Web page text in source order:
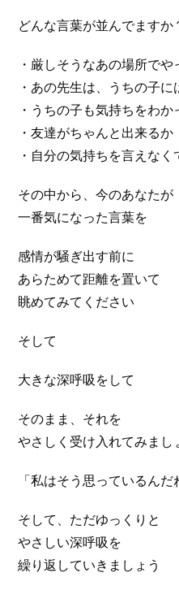
どんな言葉が並んでますか
・厳しそうなあの場所でや
・あの先生は、うちの子に
・うちの子も気持ちをわ
・友達がちゃんと出来るか
・自分の気持ちを言えなく
その中から、今のあなたが
一番気になった言葉を
感情が騒ぎ出す前に
あらためて距離を置いて
眺めてみてください
そして
大きな深呼吸をして
そのまま、それを
やさしく受け入れてみまし
「私はそう思っているんだ
そして、ただゆっくりと
やさしい深呼吸を
繰り返していきましょう